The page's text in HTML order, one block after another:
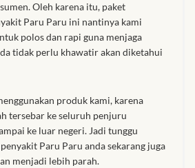
Oleh karena itu, paket
Paru Paru ini nantinya kami
polos dan rapi guna menjaga
tidak perlu khawatir akan diketahui
produk kami, karena
tersebar ke seluruh penjuru
ke luar negeri. Jadi tunggu
Paru Paru anda sekarang juga
menjadi lebih parah.